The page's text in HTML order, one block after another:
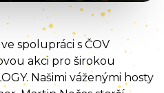
spolupráci s ČOV
akci pro širokou
Našimi váženými hosty